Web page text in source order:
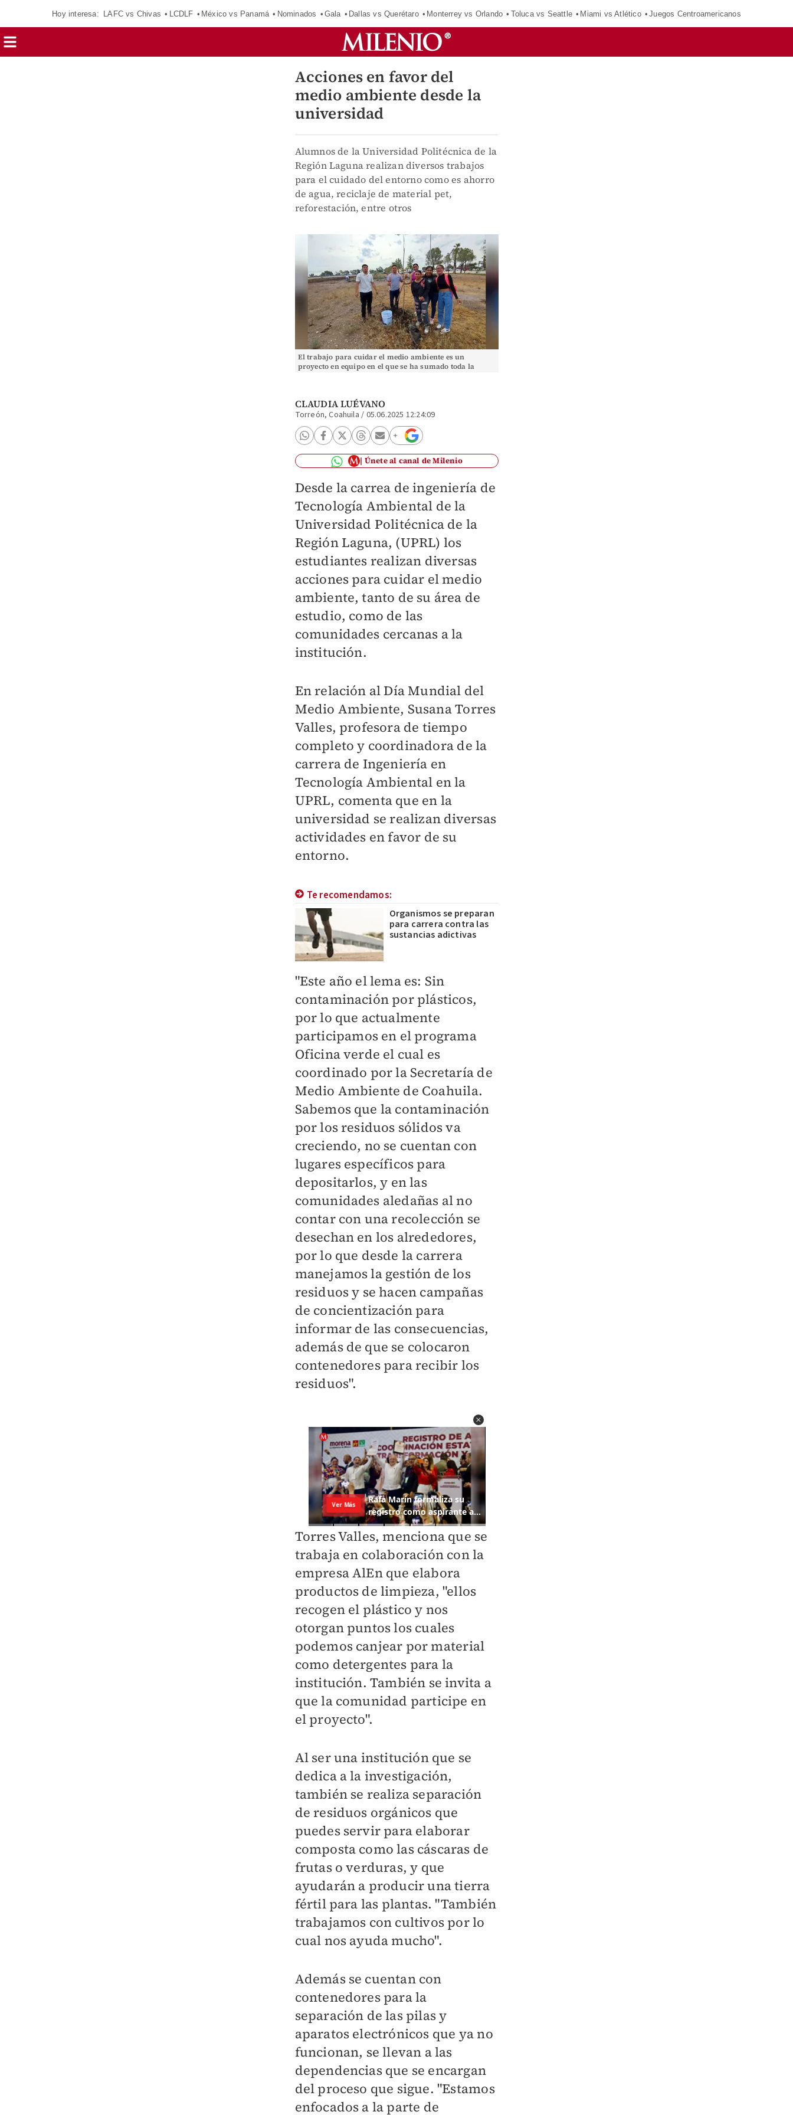
Hoy interesa: LAFC vs Chivas LCDLF México vs Panamá Nominados Gala Dallas vs Querétaro Monterrey vs Orlando Toluca vs Seattle Miami vs Atlético Juegos Centroamericanos
Acciones en favor del
medio ambiente desde la
universidad
Alumnos de la Universidad Politécnica de la
Región Laguna realizan diversos trabajos
para el cuidado del entorno como es ahorro
de agua, reciclaje de material pet,
reforestación, entre otros
El trabajo para cuidar el medio ambiente es un
proyecto en equipo en el que se ha sumado toda la
CLAUDIA LUÉVANO
Torreón, Coahuila / 05.06.2025 12:24:09
Únete al canal de Milenio
Desde la carrea de ingeniería de
Tecnología Ambiental de la
Universidad Politécnica de la
Región Laguna, (UPRL) los
estudiantes realizan diversas
acciones para cuidar el medio
ambiente, tanto de su área de
estudio, como de las
comunidades cercanas a la
institución.
En relación al Día Mundial del
Medio Ambiente, Susana Torres
Valles, profesora de tiempo
completo y coordinadora de la
carrera de Ingeniería en
Tecnología Ambiental en la
UPRL, comenta que en la
universidad se realizan diversas
actividades en favor de su
entorno.
Te recomendamos:
Organismos se preparan
para carrera contra las
sustancias adictivas
"Este año el lema es: Sin
contaminación por plásticos,
por lo que actualmente
participamos en el programa
Oficina verde el cual es
coordinado por la Secretaría de
Medio Ambiente de Coahuila.
Sabemos que la contaminación
por los residuos sólidos va
creciendo, no se cuentan con
lugares específicos para
depositarlos, y en las
comunidades aledañas al no
contar con una recolección se
desechan en los alrededores,
por lo que desde la carrera
manejamos la gestión de los
residuos y se hacen campañas
de concientización para
informar de las consecuencias,
además de que se colocaron
contenedores para recibir los
residuos".
Torres Valles, menciona que se
trabaja en colaboración con la
empresa AlEn que elabora
productos de limpieza, "ellos
recogen el plástico y nos
otorgan puntos los cuales
podemos canjear por material
como detergentes para la
institución. También se invita a
que la comunidad participe en
el proyecto".
Al ser una institución que se
dedica a la investigación,
también se realiza separación
de residuos orgánicos que
puedes servir para elaborar
composta como las cáscaras de
frutas o verduras, y que
ayudarán a producir una tierra
fértil para las plantas. "También
trabajamos con cultivos por lo
cual nos ayuda mucho".
Además se cuentan con
contenedores para la
separación de las pilas y
aparatos electrónicos que ya no
funcionan, se llevan a las
dependencias que se encargan
del proceso que sigue. "Estamos
enfocados a la parte de